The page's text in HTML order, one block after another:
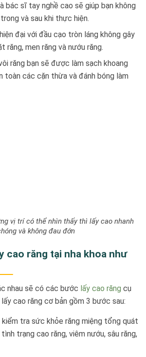
bác sĩ tay nghề cao sẽ giúp bạn không
và sau khi thực hiện.
đại với đầu cạo tròn láng không gây
răng, men răng và nướu răng.
răng bạn sẽ được làm sạch khoang
toàn các cặn thừa và đánh bóng làm
vị trí có thể nhìn thấy thì lấy cao nhanh
và không đau đớn
cao răng tại nha khoa như
nhau sẽ có các bước lấy cao răng cụ
cao răng cơ bản gồm 3 bước sau:
tra sức khỏe răng miệng tổng quát
trạng cao răng, viêm nướu, sâu răng,